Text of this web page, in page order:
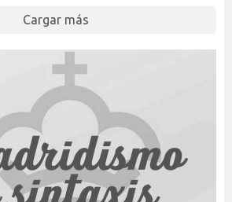
Cargar más